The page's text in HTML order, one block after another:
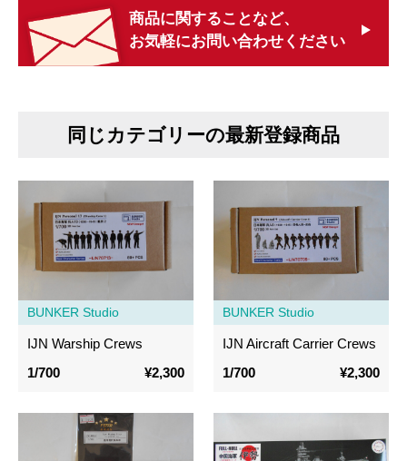
商品に関することなど、
お気軽にお問い合わせください
同じカテゴリーの最新登録商品
BUNKER Studio
IJN Warship Crews
1/700
¥2,300
BUNKER Studio
IJN Aircraft Carrier Crews
1/700
¥2,300